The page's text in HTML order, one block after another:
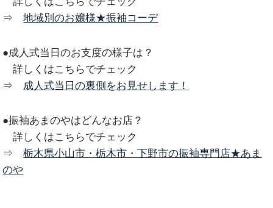
⇒地域別のお嬢様★振袖コーデ
●成人式当日のお支度の様子は？
詳しくはこちらでチェック
⇒ 成人式当日の裏側をお見せします！
●振袖あまのやはどんなお店？
詳しくはこちらでチェック
⇒栃木県小山市・栃木市・下野市の振袖専門店★あま
のや